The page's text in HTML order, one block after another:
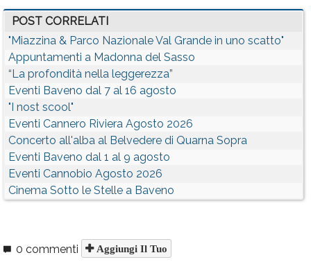
POST CORRELATI
"Miazzina & Parco Nazionale Val Grande in uno scatto"
Appuntamenti a Madonna del Sasso
“La profondità nella leggerezza”
Eventi Baveno dal 7 al 16 agosto
"I nost scool"
Eventi Cannero Riviera Agosto 2026
Concerto all'alba al Belvedere di Quarna Sopra
Eventi Baveno dal 1 al 9 agosto
Eventi Cannobio Agosto 2026
Cinema Sotto le Stelle a Baveno
0 commenti Aggiungi Il Tuo